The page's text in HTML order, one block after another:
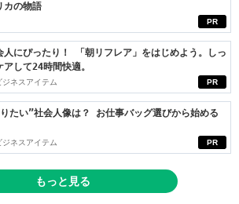
PR
カの物語
PR
人にぴったり！ 「朝リフレア」をはじめよう。しっ
して24時間快適。
ネスアイテム
PR
たい”社会人像は？ お仕事バッグ選びから始める
ネスアイテム
もっと見る